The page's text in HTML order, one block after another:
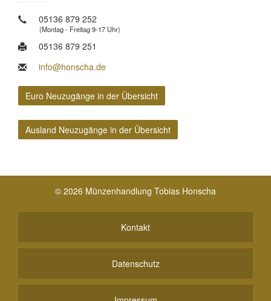
05136 879 252
(Montag - Freitag 9-17 Uhr)
05136 879 251
info@honscha.de
Euro Neuzugänge in der Übersicht
Ausland Neuzugänge in der Übersicht
© 2026 Münzenhandlung Tobias Honscha
Kontakt
Datenschutz